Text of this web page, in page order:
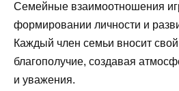
Семейные взаимоотношения
формировании личности и
Каждый член семьи вносит
благополучие, создавая
и уважения.